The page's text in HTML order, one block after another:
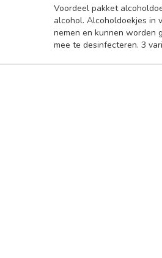
Voordeel pakket
alcohol. Alcoholdoekjes in
nemen en kunnen worden
mee te desinfecteren. 3